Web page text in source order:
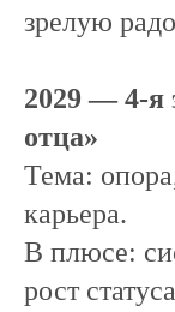
зрелую
2029 — 4-я
отца»
Тема:
карьера.
В плюсе:
рост